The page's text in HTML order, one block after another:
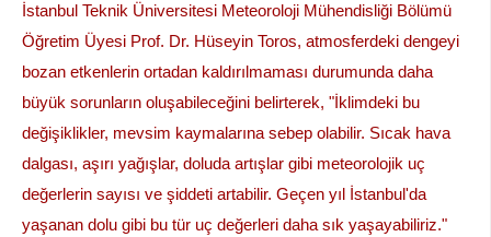
İstanbul Teknik Üniversitesi Meteoroloji Mühendisliği Bölümü
Öğretim Üyesi Prof. Dr. Hüseyin Toros, atmosferdeki dengeyi
bozan etkenlerin ortadan kaldırılmaması durumunda daha
büyük sorunların oluşabileceğini belirterek, "İklimdeki bu
değişiklikler, mevsim kaymalarına sebep olabilir. Sıcak hava
dalgası, aşırı yağışlar, doluda artışlar gibi meteorolojik uç
değerlerin sayısı ve şiddeti artabilir. Geçen yıl İstanbul'da
yaşanan dolu gibi bu tür uç değerleri daha sık yaşayabiliriz."